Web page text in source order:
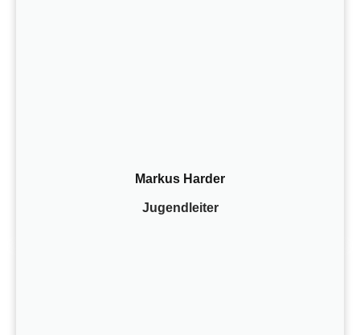
Markus Harder
Jugendleiter